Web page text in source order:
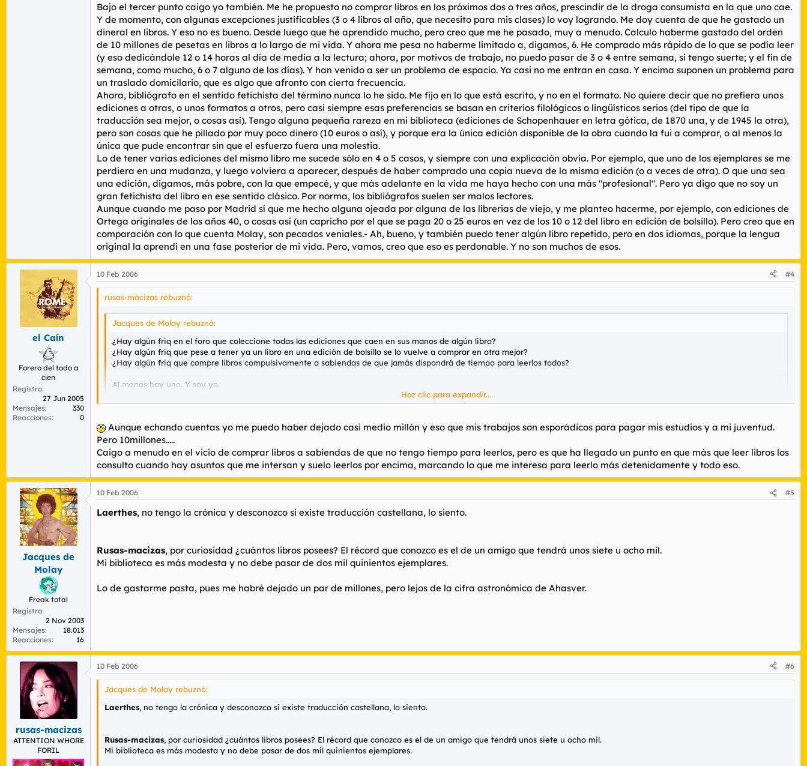
Bajo el tercer punto caigo yo también. Me he propuesto no comprar libros en los próximos dos o tres años, prescindir de la droga consumista en la que uno cae.
Y de momento, con algunas excepciones justificables (3 o 4 libros al año, que necesito para mis clases) lo voy logrando. Me doy cuenta de que he gastado un
dineral en libros. Y eso no es bueno. Desde luego que he aprendido mucho, pero creo que me he pasado, muy a menudo. Calculo haberme gastado del orden
de 10 millones de pesetas en libros a lo largo de mi vida. Y ahora me pesa no haberme limitado a, digamos, 6. He comprado más rápido de lo que se podía leer
(y eso dedicándole 12 o 14 horas al día de media a la lectura; ahora, por motivos de trabajo, no puedo pasar de 3 o 4 entre semana, si tengo suerte; y el fin de
semana, como mucho, 6 o 7 alguno de los días). Y han venido a ser un problema de espacio. Ya casi no me entran en casa. Y encima suponen un problema para
un traslado domicilario, que es algo que afronto con cierta frecuencia.
Ahora, bibliógrafo en el sentido fetichista del término nunca lo he sido. Me fijo en lo que está escrito, y no en el formato. No quiere decir que no prefiera unas
ediciones a otras, o unos formatos a otros, pero casi siempre esas preferencias se basan en criterios filológicos o lingüísticos serios (del tipo de que la
traducción sea mejor, o cosas así). Tengo alguna pequeña rareza en mi biblioteca (ediciones de Schopenhauer en letra gótica, de 1870 una, y de 1945 la otra),
pero son cosas que he pillado por muy poco dinero (10 euros o así), y porque era la única edición disponible de la obra cuando la fui a comprar, o al menos la
única que pude encontrar sin que el esfuerzo fuera una molestia.
Lo de tener varias ediciones del mismo libro me sucede sólo en 4 o 5 casos, y siempre con una explicación obvia. Por ejemplo, que uno de los ejemplares se me
perdiera en una mudanza, y luego volviera a aparecer, después de haber comprado una copia nueva de la misma edición (o a veces de otra). O que una sea
una edición, digamos, más pobre, con la que empecé, y que más adelante en la vida me haya hecho con una más "profesional". Pero ya digo que no soy un
gran fetichista del libro en ese sentido clásico. Por norma, los bibliógrafos suelen ser malos lectores.
Aunque cuando me paso por Madrid sí que me hecho alguna ojeada por alguna de las librerias de viejo, y me planteo hacerme, por ejemplo, con ediciones de
Ortega originales de los años 40, o cosas así (un capricho por el que se paga 20 o 25 euros en vez de los 10 o 12 del libro en edición de bolsillo). Pero creo que en
comparación con lo que cuenta Molay, son pecados veniales.- Ah, bueno, y también puedo tener algún libro repetido, pero en dos idiomas, porque la lengua
original la aprendí en una fase posterior de mi vida. Pero, vamos, creo que eso es perdonable. Y no son muchos de esos.
el Caín
Forero del todo a
cien
Registro
27 Jun 2005
Mensajes
330
Reacciones
0
10 Feb 2006 #4
rusas-macizas rebuznó:
Jacques de Molay rebuznó:
¿Hay algún friq en el foro que coleccione todas las ediciones que caen en sus manos de algún libro?
¿Hay algún friq que pese a tener ya un libro en una edición de bolsillo se lo vuelve a comprar en otra mejor?
¿Hay algún friq que compre libros compulsivamente a sabiendas de que jamás dispondrá de tiempo para leerlos todos?
Al menos hay uno. Y soy yo.
Un ejemplo, hoy me he comprado de nuevo el "Manuscrito hallado en Zaragosa" de Potocki, que ya tenía en edición de bolsillo, sólo por el placer de tenerlo en la lujosa
Bajo el tercer punto caigo yo también. ..... Calculo haberme gastado del orden de 10 millones de pesetas en libros a lo largo de mi vida. Y ahora me pesa no haberme limitado a,
digamos, 6. .
Haz clic para expandir...
Aunque echando cuentas yo me puedo haber dejado casi medio millón y eso que mis trabajos son esporádicos para pagar mis estudios y a mi juventud.
Pero 10millones.....
Caigo a menudo en el vicio de comprar libros a sabiendas de que no tengo tiempo para leerlos, pero es que ha llegado un punto en que más que leer libros los
consulto cuando hay asuntos que me intersan y suelo leerlos por encima, marcando lo que me interesa para leerlo más detenidamente y todo eso.
Jacques de
Molay
Freak total
Registro
2 Nov 2003
Mensajes
18.013
Reacciones
16
10 Feb 2006 #5
Laerthes, no tengo la crónica y desconozco si existe traducción castellana, lo siento.
Rusas-macizas, por curiosidad ¿cuántos libros posees? El récord que conozco es el de un amigo que tendrá unos siete u ocho mil.
Mi biblioteca es más modesta y no debe pasar de dos mil quinientos ejemplares.
Lo de gastarme pasta, pues me habré dejado un par de millones, pero lejos de la cifra astronómica de Ahasver.
rusas-macizas
ATTENTION WHORE
FORIL
10 Feb 2006 #6
Jacques de Molay rebuznó:
Laerthes, no tengo la crónica y desconozco si existe traducción castellana, lo siento.
Rusas-macizas, por curiosidad ¿cuántos libros posees? El récord que conozco es el de un amigo que tendrá unos siete u ocho mil.
Mi biblioteca es más modesta y no debe pasar de dos mil quinientos ejemplares.